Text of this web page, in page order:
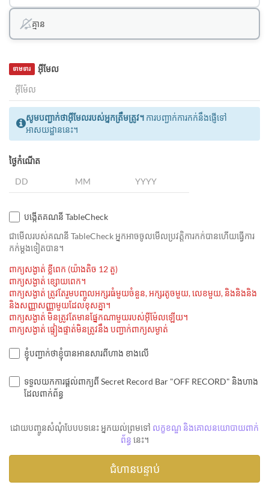
គ្មាន
អ៊ីមែល
ទាមទារ
សូមបញ្ជាក់ថាអ៊ីមែលរបស់អ្នកត្រឹមត្រូវ។ ការបញ្ជាក់ការកក់នឹងផ្ញើទៅ
អាសយដ្ឋាននេះ។
ថ្ងៃកំណើត
បង្កើតគណនី TableCheck
ជាមេីលរបស់គណនី TableCheck អ្នកអាចចូលមើលប្រវត្តិការកក់បានហើយធ្វើការ
កក់ម្ដងទៀតបាន។
ពាក្យសង្ងាត់ ខ្លីពេក (យ៉ាងតិច 12 តួ)
ពាក្យសង្ងាត់ ខ្សោយពេក។
ពាក្យសង្ងាត់ ត្រូវតែរួមបញ្ចូលអក្សរធំមួយចំនួន, អក្សរតូចមួយ, លេខមួយ, និងនិងនិង
និងសញ្ញាសញ្ញាមួយដែលខុសគ្នា។
ពាក្យសង្ងាត់ មិនត្រូវតែមានផ្នែកណាមួយរបស់អ៊ីម៉ែលឡើយ។
ពាក្យសង្ងាត់ ផ្ទៀងផ្ទាត់មិនត្រូវនឹង បញ្ជាក់ពាក្យសម្ងាត់
ខ្ញុំបញ្ជាក់ថាខ្ញុំបានអានសារពីហាង ខាងលើ
ទទួលយកការផ្តល់ពាក្យពី Secret Record Bar "OFF RECORD" និងហាង
ដែលពាក់ព័ន្ធ
ដោយបញ្ចូនសំណុំបែបបទនេះ អ្នកយល់ព្រមទៅ លក្ខខណ្ឌ និងគោលនយោបាយពាក់
ព័ន្ធ នេះ។